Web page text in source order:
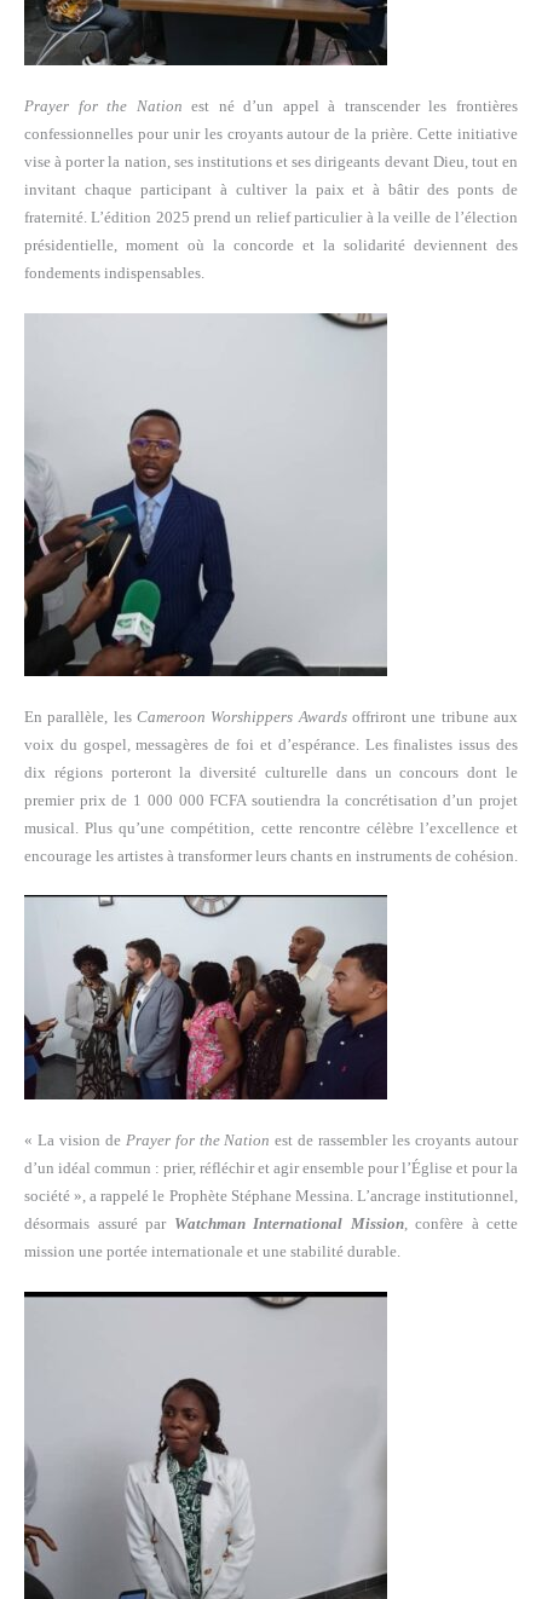
Prayer for the Nation est né d’un appel à transcender les frontières
confessionnelles pour unir les croyants autour de la prière. Cette initiative
vise à porter la nation, ses institutions et ses dirigeants devant Dieu, tout en
invitant chaque participant à cultiver la paix et à bâtir des ponts de
fraternité. L’édition 2025 prend un relief particulier à la veille de l’élection
présidentielle, moment où la concorde et la solidarité deviennent des
fondements indispensables.
En parallèle, les Cameroon Worshippers Awardsoffriront une tribune aux
voix du gospel, messagères de foi et d’espérance. Les finalistes issus des
dix régions porteront la diversité culturelle dans un concours dont le
premier prix de 1 000 000 FCFA soutiendra la concrétisation d’un projet
musical. Plus qu’une compétition, cette rencontre célèbre l’excellence et
encourage les artistes à transformer leurs chants en instruments de cohésion.
« La vision de Prayer for the Nation est de rassembler les croyants autour
d’un idéal commun : prier, réfléchir et agir ensemble pour l’Église et pour la
société », a rappelé le Prophète Stéphane Messina. L’ancrage institutionnel,
désormais assuré par Watchman International Mission, confère à cette
mission une portée internationale et une stabilité durable.